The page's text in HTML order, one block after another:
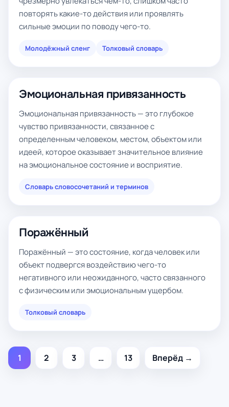
повторять какие-то действия или проявлять
сильные эмоции по поводу чего-то.
Молодёжный сленг Толковый словарь
Эмоциональная привязанность
Эмоциональная привязанность — это глубокое
чувство привязанности, связанное с
определенным человеком, местом, объектом или
идеей, которое оказывает значительное влияние
на эмоциональное состояние и восприятие.
Словарь словосочетаний и терминов
Поражённый
Поражённый — это состояние, когда человек или
объект подвергся воздействию чего-то
негативного или неожиданного, часто связанного
с физическим или эмоциональным ущербом.
Толковый словарь
1 2 3 … 13 Вперёд →